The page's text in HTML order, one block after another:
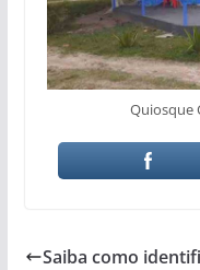
Quiosque
Saiba como